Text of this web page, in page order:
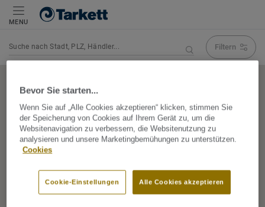
MENU
Filtern
77
39
Bevor Sie starten...
Wenn Sie auf „Alle Cookies akzeptieren“ klicken, stimmen Sie
der Speicherung von Cookies auf Ihrem Gerät zu, um die
Websitenavigation zu verbessern, die Websitenutzung zu
analysieren und unsere Marketingbemühungen zu unterstützen.
Cookies
Alle Cookies akzeptieren
Cookie-Einstellungen